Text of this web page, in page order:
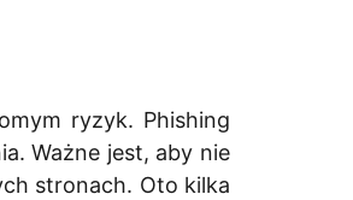
ryzyk. Phishing
Ważne jest, aby nie
stronach. Oto kilka